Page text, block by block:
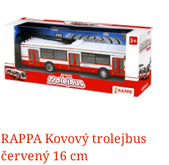
auto jemne potlačiť a samo sa
rozbehne – bez batérií a bez
starostí.
RAPPA Kovový trolejbus
červený 16 cm